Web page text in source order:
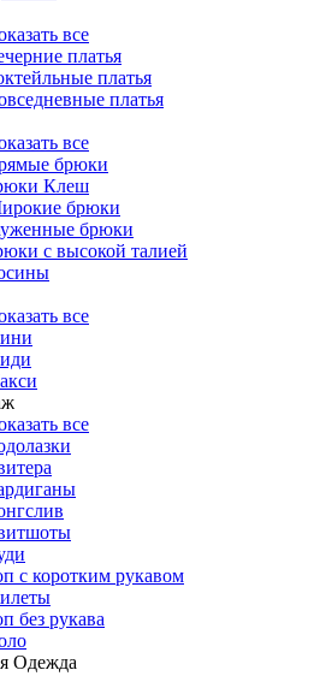
все
платья
платья
платья
все
брюки
Клеш
брюки
брюки
с высокой талией
все
все
с коротким рукавом
без рукава
Одежда